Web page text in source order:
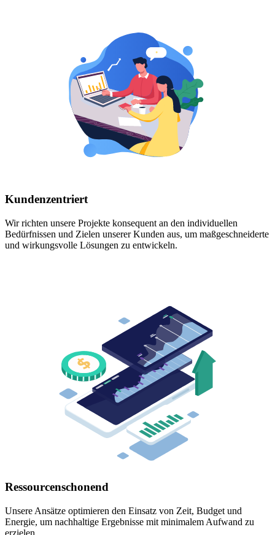
Kundenzentriert
Wir richten unsere Projekte konsequent an den individuellen
Bedürfnissen und Zielen unserer Kunden aus, um maßgeschneiderte
und wirkungsvolle Lösungen zu entwickeln.
Ressourcenschonend
Unsere Ansätze optimieren den Einsatz von Zeit, Budget und
Energie, um nachhaltige Ergebnisse mit minimalem Aufwand zu